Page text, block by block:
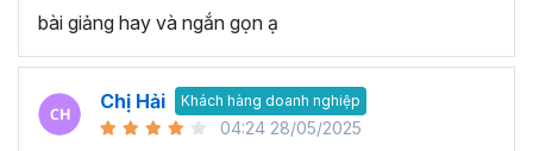
bài giảng hay và ngắn gọn ạ
Chị Hải Khách hàng doanh nghiệp
04:24 28/05/2025